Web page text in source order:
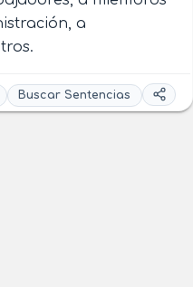
a
Buscar Sentencias